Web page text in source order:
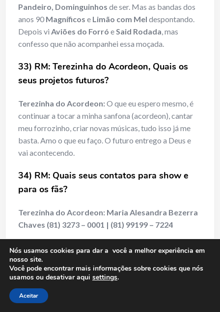
Pandeiro, Dominguinhos de ser. Mas as bandas dos
anos 90 Magníficos e Limão com Mel despontando.
Depois vi Aviões do Forró eSaid Rodada, mas
confesso que não acompanhei essa moçada.
33) RM: Terezinha do Acordeon, Quais os
seus projetos futuros?
Terezinha do Acordeon:O que eu espero mesmo, é
continuar a tocar a minha sanfona (acordeon), cantar
meu forrozinho, criar novas músicas, tudo isso já me
basta. Amo o que eu faço. O futuro entrego a Deus e
vai acontecendo.
34) RM: Quais seus contatos para show e
para os fãs?
Terezinha do Acordeon: Maria Alesandra Bezerra
Chaves (81) 3273 – 0001 | (81) 99199 – 7224
alesandra.bezerra@hotmail.com
|https://web.facebook.com/terezinha.doacordeon
|https://web.facebook.com/terezinhaacordeon
Nós usamos cookies para dar a você a melhor experiência em
nosso site.
Você pode encontrar mais informações sobre cookies que nós
usamos ou desativar aqui settings.
Aceitar